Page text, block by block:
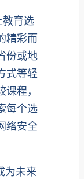
教育选
精彩而
份或地
式等轻
程，
每个选
络安全
为未来